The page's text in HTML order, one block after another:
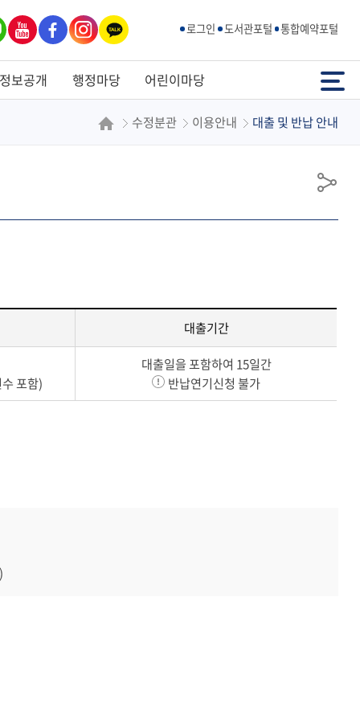
유튜
브
페이
스북
인스
타그
램
카카
오톡
로그인 도서관포털 통합예약포털
정보공개 행정마당 어린이마당
전체메뉴
수정분관 이용안내 대출 및 반납 안내
공
대출기간
포함)
대출일을 포함하여 15일간
반납연기신청 불가